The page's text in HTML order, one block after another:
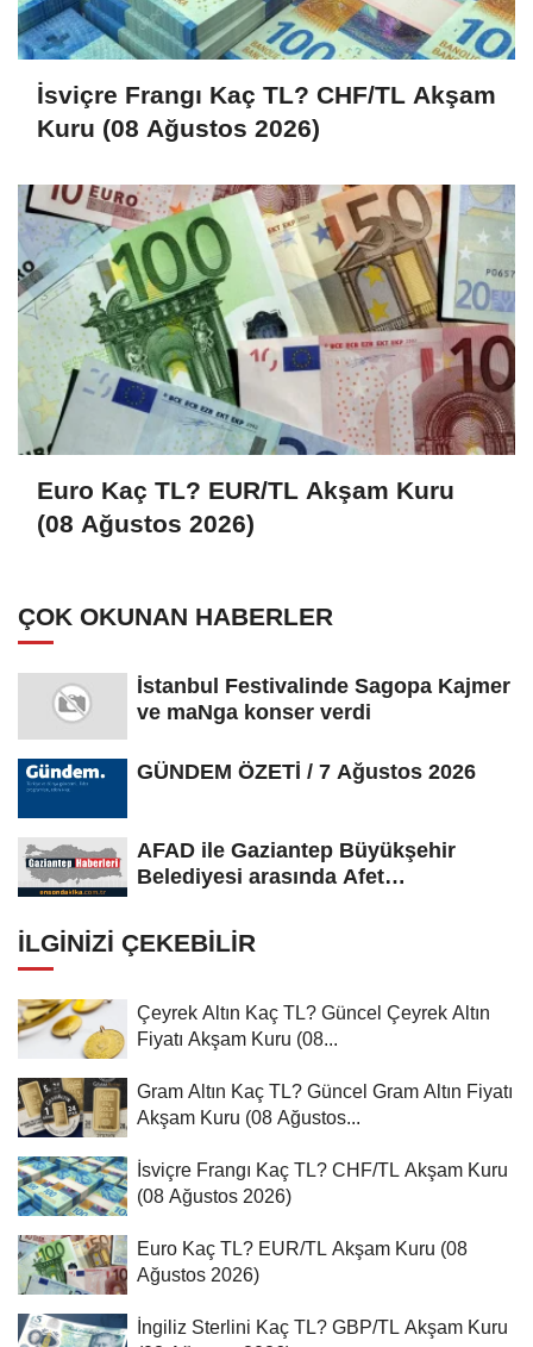
İsviçre Frangı Kaç TL? CHF/TL Akşam
Kuru (08 Ağustos 2026)
Euro Kaç TL? EUR/TL Akşam Kuru
(08 Ağustos 2026)
ÇOK OKUNAN HABERLER
İstanbul Festivalinde Sagopa Kajmer
ve maNga konser verdi
GÜNDEM ÖZETİ / 7 Ağustos 2026
AFAD ile Gaziantep Büyükşehir
Belediyesi arasında Afet
İLGINIZI ÇEKEBILIR
Çeyrek Altın Kaç TL? Güncel Çeyrek Altın
Fiyatı Akşam Kuru (08...
Gram Altın Kaç TL? Güncel Gram Altın Fiyatı
Akşam Kuru (08 Ağustos...
İsviçre Frangı Kaç TL? CHF/TL Akşam Kuru
(08 Ağustos 2026)
Euro Kaç TL? EUR/TL Akşam Kuru (08
Ağustos 2026)
İngiliz Sterlini Kaç TL? GBP/TL Akşam Kuru